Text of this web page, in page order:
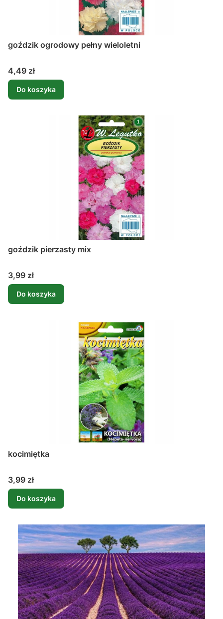
goździk ogrodowy pełny wieloletni
Cena
4,49 zł
Do koszyka
goździk pierzasty mix
Cena
3,99 zł
Do koszyka
kocimiętka
Cena
3,99 zł
Do koszyka